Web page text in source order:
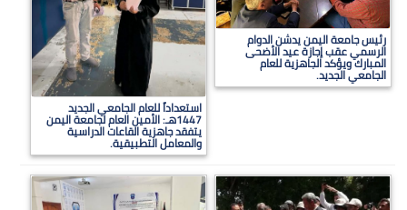
رئيس جامعة اليمن يدشن الدوام
الرسمي عقب إجازة عيد الأضحى
المبارك ويؤكد الجاهزية للعام
الجامعي الجديد.
استعداداً للعام الجامعي الجديد
1447هـ: الأمين العام لجامعة اليمن
يتفقد جاهزية القاعات الدراسية
والمعامل التطبيقية.